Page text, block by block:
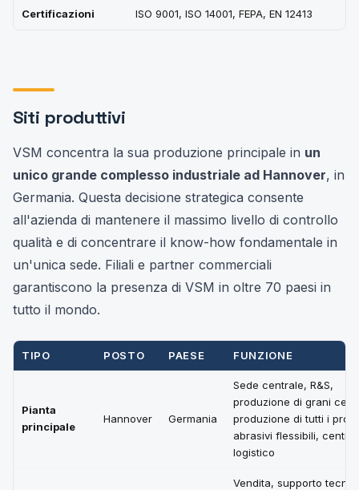
Certificazioni ISO 9001, ISO 14001, FEPA, EN 12413
Siti produttivi
VSM concentra la sua produzione principale in un
unico grande complesso industriale ad Hannover, in
Germania. Questa decisione strategica consente
all'azienda di mantenere il massimo livello di controllo
qualità e di concentrare il know-how fondamentale in
un'unica sede. Filiali e partner commerciali
garantiscono la presenza di VSM in oltre 70 paesi in
tutto il mondo.
TIPO POSTO PAESE FUNZIONE
Pianta
principale
Hannover Germania
Sede centrale, R&S,
produzione di grani
produzione di tutti i
abrasivi flessibili, centro
logistico
Vendita, supporto